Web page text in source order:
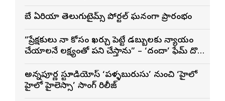
బే ఏరియా తెలుగుటైమ్స్ పోర్టల్ ఘనంగా ప్రారంభం
”ప్రేక్షకులు నా కోసం ఖర్చు పెట్టే డబ్బులకు న్యాయం
చేయాలనే లక్ష్యంతో పని చేస్తాను” – ‘దందా’ ఫేమ్ దొర
అన్నపూర్ణ స్టూడియోస్ ‘పళ్ళబురుసు’ నుంచి ‘హైలో
హైలో హైలెస్సా’ సాంగ్ రిలీజ్